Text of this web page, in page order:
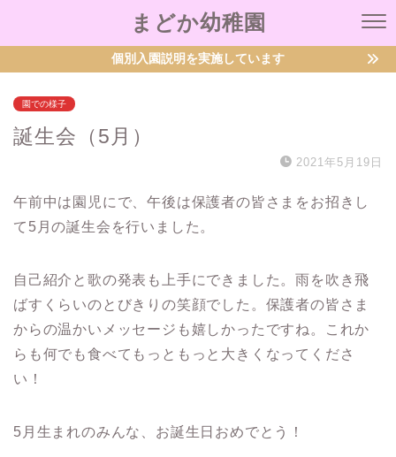
まどか幼稚園
個別入園説明を実施しています
園での様子
誕生会（5月）
2021年5月19日
午前中は園児にで、午後は保護者の皆さまをお招きし
て5月の誕生会を行いました。
自己紹介と歌の発表も上手にできました。雨を吹き飛
ばすくらいのとびきりの笑顔でした。保護者の皆さま
からの温かいメッセージも嬉しかったですね。これか
らも何でも食べてもっともっと大きくなってくださ
い！
5月生まれのみんな、お誕生日おめでとう！